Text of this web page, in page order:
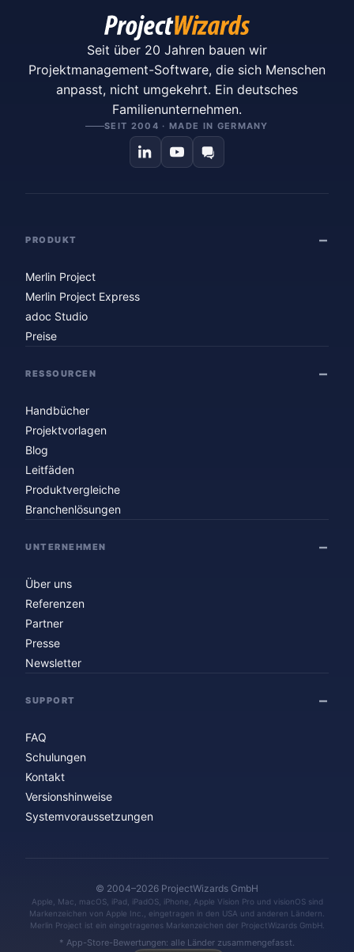
Seit über 20 Jahren bauen wir
Projektmanagement-Software, die sich Menschen
anpasst, nicht umgekehrt. Ein deutsches
Familienunternehmen.
SEIT 2004 · MADE IN GERMANY
PRODUKT
Merlin Project
Merlin Project Express
adoc Studio
Preise
RESSOURCEN
Handbücher
Projektvorlagen
Blog
Leitfäden
Produktvergleiche
Branchenlösungen
UNTERNEHMEN
Über uns
Referenzen
Partner
Presse
Newsletter
SUPPORT
FAQ
Schulungen
Kontakt
Versionshinweise
Systemvoraussetzungen
© 2004–2026 ProjectWizards GmbH
Apple, Mac, macOS, iPad, iPadOS, iPhone, Apple Vision Pro und visionOS sind
Markenzeichen von Apple Inc., eingetragen in den USA und anderen Ländern.
Merlin Project ist ein eingetragenes Markenzeichen der ProjectWizards GmbH.
* App-Store-Bewertungen: alle Länder zusammengefasst.